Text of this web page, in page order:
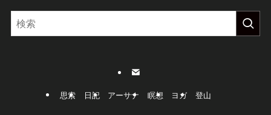
思索 日記 アーサナ 瞑想 ヨガ 登山